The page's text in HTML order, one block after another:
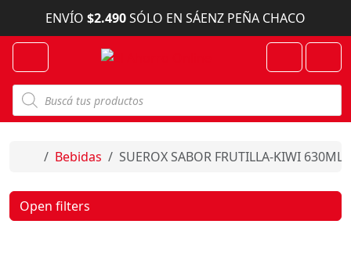
Skip to content
ENVÍO $2.490SÓLO EN SÁENZ PEÑA CHACO
B
s
q
d
Account
Cart
Home
Bebidas SUEROX SABOR FRUTILLA-KIWI 630ML
Open filters